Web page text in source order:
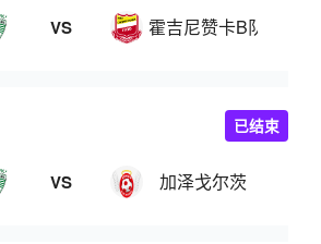
VS 霍吉尼赞卡B队
VS 加泽戈尔茨
已结束